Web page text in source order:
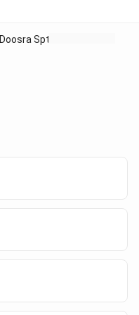
Doosra Sptk Ka Prkas...